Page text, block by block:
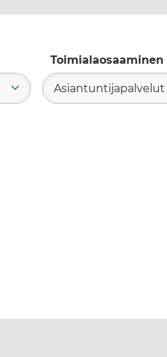
Toimialaosaaminen
Asiantuntijapalvelut